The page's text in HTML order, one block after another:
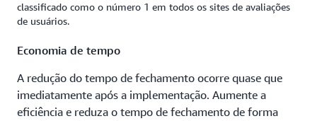
classificado como o número 1 em todos os sites de avaliações
de usuários.
Economia de tempo
A redução do tempo de fechamento ocorre quase que
imediatamente após a implementação. Aumente a
eficiência e reduza o tempo de fechamento de forma